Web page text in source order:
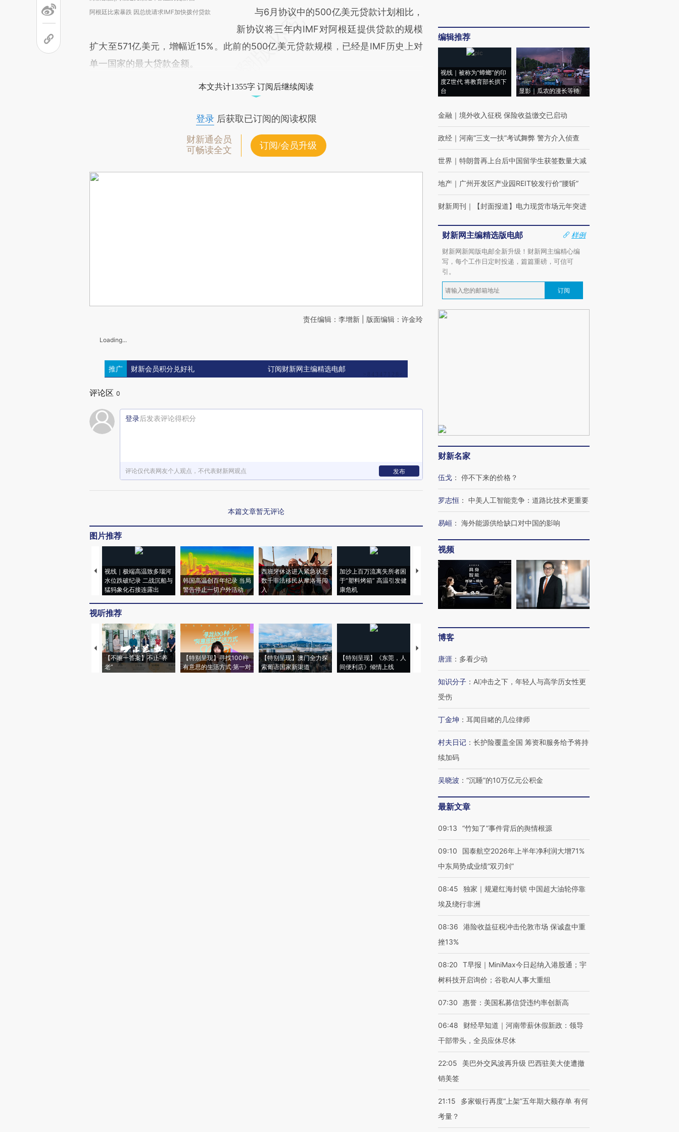
阿根廷比索暴跌 因总统请求IMF加快拨付贷款
与6月协议中的500亿美元贷款计划相比，
新协议将三年内IMF对阿根廷提供贷款的规模
扩大至571亿美元，增幅近15%。此前的500亿美元贷款规模，已经是IMF历史上对
单一国家的最大贷款金额。
本文共计1355字 订阅后继续阅读
登录后获取已订阅的阅读权限
财新通会员
可畅读全文
订阅/会员升级
责任编辑：李增新 | 版面编辑：许金玲
Loading...
推广 财新会员积分兑好礼 订阅财新网主编精选电邮
评论区 0
登录后发表评论得积分
评论仅代表网友个人观点，不代表财新网观点 发布
本篇文章暂无评论
图片推荐
视线｜极端高温致多瑙河
水位跌破纪录 二战沉船与
猛犸象化石接连露出
韩国高温创百年纪录 当局
警告停止一切户外活动
西班牙休达进入紧急状态
数千非法移民从摩洛哥闯
入
加沙上百万流离失所者困
于“塑料烤箱” 高温引发健
康危机
马航飞行员跨国走私7万
粒摇头丸 尿检体内含3种
泽连斯基密集出访美英 索
要防空导弹“救急”
13人遇难
视听推荐
【不唯一答案】不止“养
老”
【特别呈现】寻找100种
有意思的生活方式·第一对
【特别呈现】澳门全力探
索葡语国家新渠道
【特别呈现】《东莞，人
间便利店》倾情上线
【推广】走进第四届链博
会，让数智科技“链”接产
编辑推荐
视线｜被称为“蟑螂”的印
度Z世代 将教育部长拱下
台
显影｜瓜农的漫长等待
金融 ｜ 境外收入征税 保险收益缴交已启动
政经 ｜ 河南“三支一扶”考试舞弊 警方介入侦查
世界 ｜ 特朗普再上台后中国留学生获签数量大减
地产 ｜ 广州开发区产业园REIT较发行价“腰斩”
财新周刊 ｜ 【封面报道】电力现货市场元年突进
财新网主编精选版电邮
样例
财新网新闻版电邮全新升级！财新网主编精心编
写，每个工作日定时投递，篇篇重磅，可信可
引。
订阅
财新名家
伍戈 ： 停不下来的价格？
罗志恒 ： 中美人工智能竞争：道路比技术更重要
易峘 ： 海外能源供给缺口对中国的影响
视频
博客
唐涯 ： 多看少动
知识分子 ： AI冲击之下，年轻人与高学历女性更
受伤
丁金坤 ： 耳闻目睹的几位律师
村夫日记 ： 长护险覆盖全国 筹资和服务给予将持
续加码
吴晓波 ： “沉睡”的10万亿元公积金
最新文章
09:13 “竹知了”事件背后的舆情根源
09:10
国泰航空2026年上半年净利润大增71%
中东局势成业绩“双刃剑”
08:45
独家｜规避红海封锁 中国超大油轮停靠
埃及绕行非洲
08:36
港险收益征税冲击伦敦市场 保诚盘中重
挫13%
08:20
T早报｜MiniMax今日起纳入港股通；宇
树科技开启询价；谷歌AI人事大重组
07:30 惠誉：美国私募信贷违约率创新高
06:48
财经早知道｜河南带薪休假新政：领导
干部带头，全员应休尽休
22:05
美巴外交风波再升级 巴西驻美大使遭撤
销美签
21:15
多家银行再度“上架”五年期大额存单 有何
考量？